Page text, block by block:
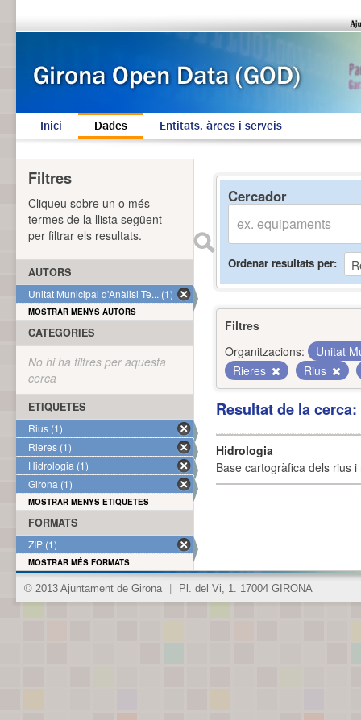
Inici Dades Entitats, àrees i serveis
Cercador
Ordenar resultats per
Filtres
Organitzacions:
Unitat
Rieres
Rius
Resultat de la
Hidrologia
Base cartogràfica dels rius
Filtres
Cliqueu sobre un o més
termes de la llista següent
per filtrar els resultats.
AUTORS
Unitat Municipal d'Anàlisi Te... (1)
MOSTRAR MENYS AUTORS
CATEGORIES
No hi ha filtres per aquesta
cerca
ETIQUETES
Rius (1)
Rieres (1)
Hidrologia (1)
Girona (1)
MOSTRAR MENYS ETIQUETES
FORMATS
ZIP (1)
MOSTRAR MÉS FORMATS
© 2013 Ajuntament de Girona Pl. del Vi, 1. 17004 GIRONA